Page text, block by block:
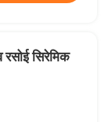
सिरेमिक